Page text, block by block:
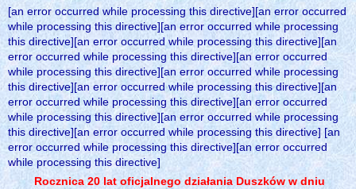
[an error occurred while processing this directive][an error occurred
while processing this directive][an error occurred while processing
this directive][an error occurred while processing this directive][an
error occurred while processing this directive][an error occurred
while processing this directive][an error occurred while processing
this directive][an error occurred while processing this directive][an
error occurred while processing this directive][an error occurred
while processing this directive][an error occurred while processing
this directive][an error occurred while processing this directive] [an
error occurred while processing this directive][an error occurred
while processing this directive]
Rocznica 20 lat oficjalnego działania Duszków w dniu